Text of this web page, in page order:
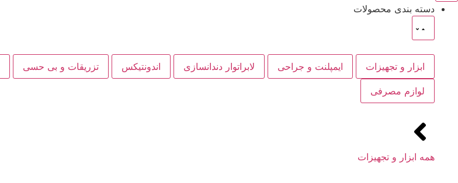
دسته بندی محصولات
ابزار و تجهیزات ایمپلنت و جراحی لابراتوار دندانسازی اندونتیکس تزریقات و بی حسی
لوازم مصرفی
همه ابزار و تجهیزات